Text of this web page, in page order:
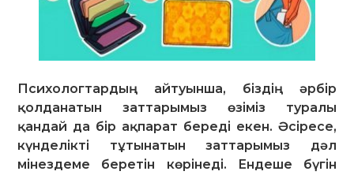
Психологтардың айтуынша, біздің әрбір
қолданатын заттарымыз өзіміз туралы
қандай да бір ақпарат береді екен. Әсіресе,
күнделікті тұтынатын заттарымыз дәл
мінездеме беретін көрінеді. Ендеше бүгін